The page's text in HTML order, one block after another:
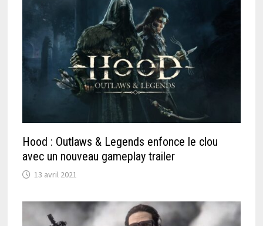
Hood : Outlaws & Legends enfonce le clou
avec un nouveau gameplay trailer
13 avril 2021